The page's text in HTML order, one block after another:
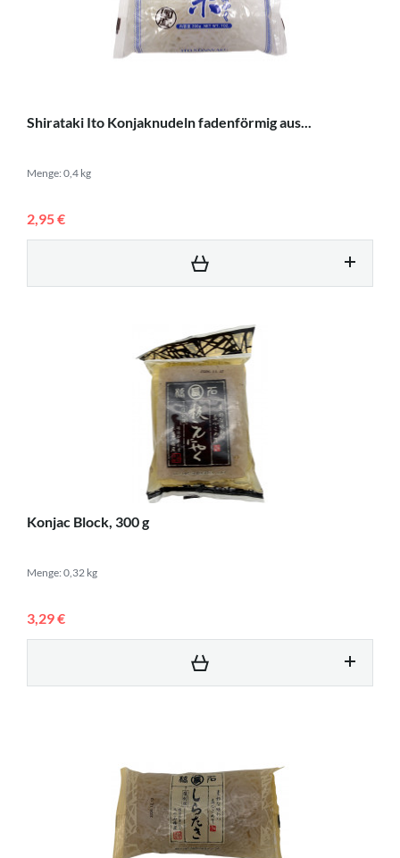
Shirataki Ito Konjaknudeln fadenförmig aus...
Menge: 0,4 kg
2,95 €
Konjac Block, 300 g
Menge: 0,32 kg
3,29 €